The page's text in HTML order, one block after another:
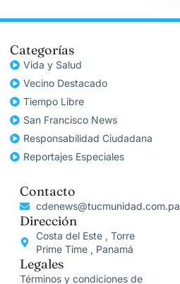
Categorías
Vida y Salud
Vecino Destacado
Tiempo Libre
San Francisco News
Responsabilidad Ciudadana
Reportajes Especiales
Contacto
cdenews@tucmunidad.com.pa
Dirección
Costa del Este , Torre
Prime Time , Panamá
Legales
Términos y condiciones de